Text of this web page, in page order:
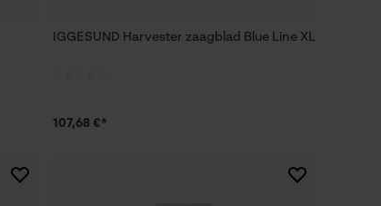
IGGESUND Harvester zaagblad Blue Line XL
107,68 €*